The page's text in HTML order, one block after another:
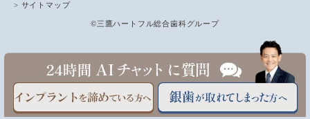
> サイトマップ
©三鷹ハートフル総合歯科グループ